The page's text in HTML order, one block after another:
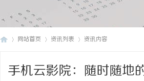
网站首页 资讯列表 资讯内容
手机云影院：随时随地